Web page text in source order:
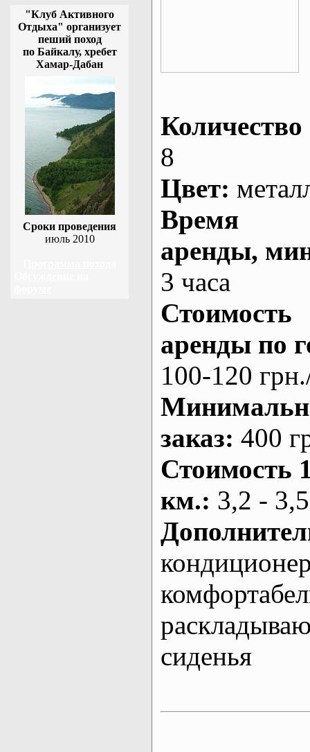
"Клуб Активного
Отдыха" организует
пеший поход
по Байкалу, хребет
Хамар-Дабан
Сроки проведения
июль 2010
Количество
8
Цвет:
Время
аренды,
3 часа
Стоимость
аренды по
100-120
заказ: 400
Стоимость
км.: 3,2 -
сиденья